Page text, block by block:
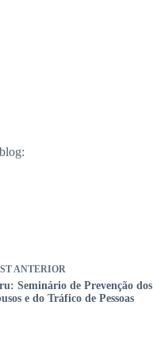
ANTERIOR
Seminário de Prevenção dos
e do Tráfico de Pessoas